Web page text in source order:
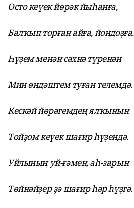
Осто кеүек йөрәк йыһанға,
Балҡып торған айға, йондоҙға.
Һүҙем менән сәхнә түренән
Мин өндәштем туған телемдә.
Кескәй йөрәгемдең ялҡынын
Тойҙом кеүек шағир һүҙендә.
Уйлының уй-ғәмен, аһ-зарын
Төйнәйҙер ҙә шағир һәр һүҙгә.